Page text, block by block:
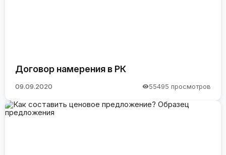
Договор намерения в РК
09.09.2020 55495 просмотров